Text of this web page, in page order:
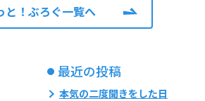
と！ぶろぐ一覧へ
最近の投稿
本気の二度聞きをした日